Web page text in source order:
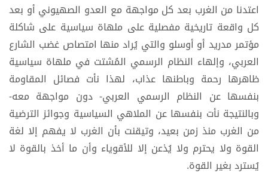
اعتدنا من الغرب بعد كل مواجهة مع العدو الصهيوني أو بعد
كل واقعة تاريخية مفصلية على ملهاة سياسية على شاكلة
مؤتمر مدريد أو أوسلو والتي يُراد منها امتصاص غضب الشارع
العربي، وإلهاء النظام الرسمي المُشتت في ملهاة سياسية
ظاهرها رحمة وباطنها عذاب، لهذا نأت فصائل المقاومة
بنفسها عن النظام الرسمي العربي- دون مواجهة معه-
وبالنتيجة نأت بنفسها عن الملاهي السياسية وجوائز الترضية
من الغرب منذ زمن بعيد، وتيقنت بأن الغرب لا يفهم إلا لغة
القوة ولا يحترم ولا يُذعن إلا للأقوياء وأن ما أخذ بالقوة لا
يُسترد بغير القوة.